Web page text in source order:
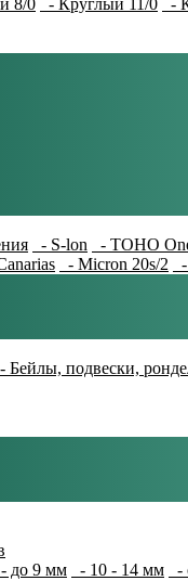
8/0 - Круглый 11/0 -
- S-lon - TOHO
- Micron 20s/2
- Бейлы, подвески,
- до 9 мм - 10 - 14 мм -